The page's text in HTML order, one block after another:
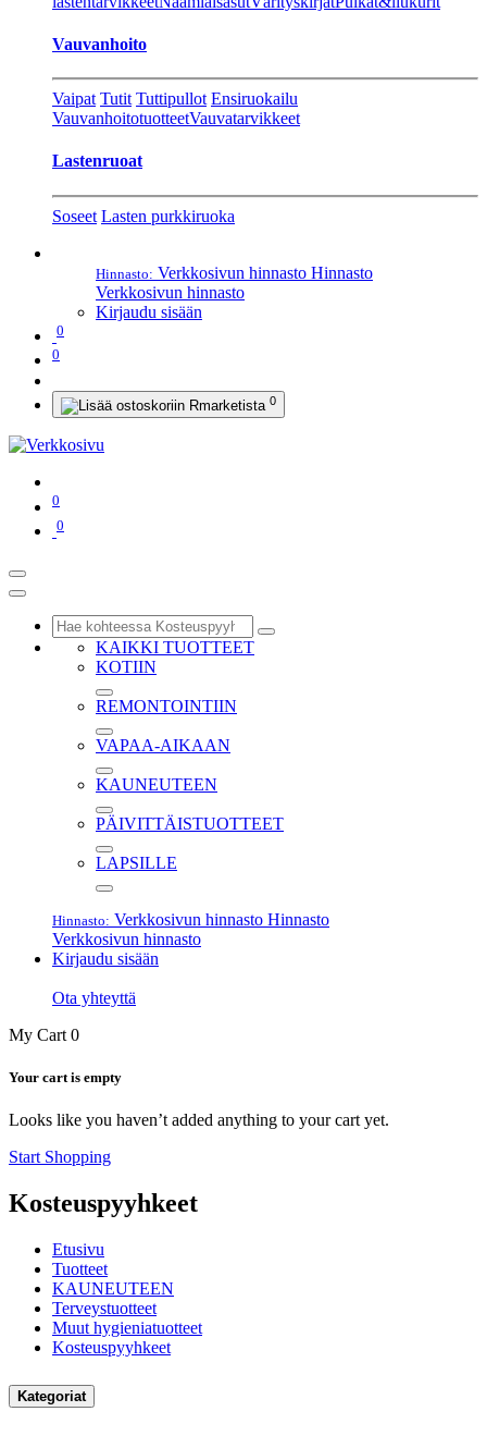
Vauvanhoito
Vaipat Tutit Tuttipullot Ensiruokailu
VauvanhoitotuotteetVauvatarvikkeet
Lastenruoat
Soseet Lasten purkkiruoka
Hinnasto: Verkkosivun hinnasto Hinnasto
Verkkosivun hinnasto
Kirjaudu sisään
0
0
0
0
0
KAIKKI TUOTTEET
KOTIIN
REMONTOINTIIN
VAPAA-AIKAAN
KAUNEUTEEN
PÄIVITTÄISTUOTTEET
LAPSILLE
Hinnasto: Verkkosivun hinnasto Hinnasto
Verkkosivun hinnasto
Kirjaudu sisään
Ota yhteyttä
My Cart 0
Your cart is empty
Looks like you haven’t added anything to your cart yet.
Start Shopping
Kosteuspyyhkeet
Etusivu
Tuotteet
KAUNEUTEEN
Terveystuotteet
Muut hygieniatuotteet
Kosteuspyyhkeet
Kategoriat